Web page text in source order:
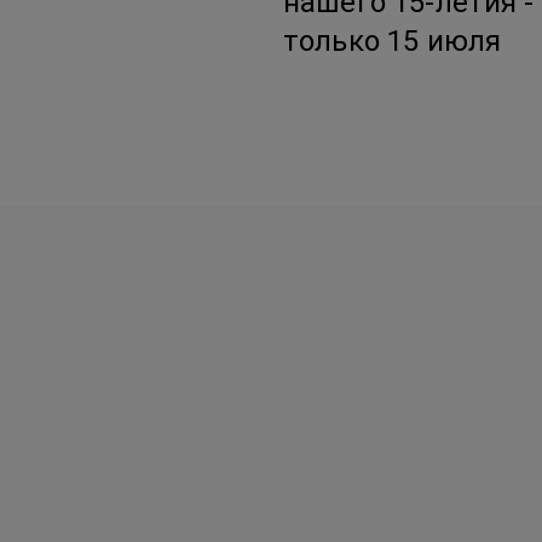
только 15 июля